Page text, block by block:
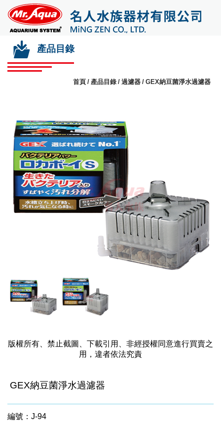
產品目錄
首頁 產品目錄 過濾器 GEX納豆菌淨水過濾器
版權所有、禁止截圖、下載引用、非經授權同意進行買賣之
用，違者依法究責
GEX納豆菌淨水過濾器
編號：J-94